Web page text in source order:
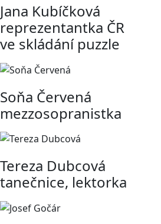
Jana Kubíčková
reprezentantka ČR
ve skládání puzzle
Soňa Červená
mezzosopranistka
Tereza Dubcová
tanečnice, lektorka